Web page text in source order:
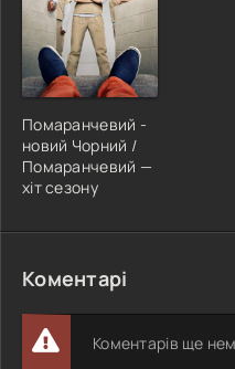
Помаранчевий -
новий Чорний /
Помаранчевий —
хіт сезону
Коментарі
Коментарів ще